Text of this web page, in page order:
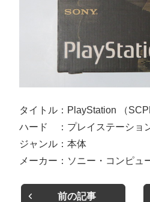
タイトル：PlayStation （
ハード ：プレイステーショ
ジャンル：本体
メーカー：ソニー・コンピュ
前の記事